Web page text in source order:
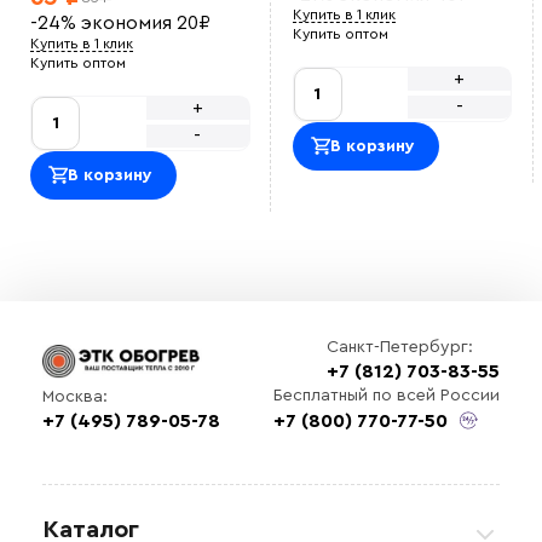
порядке и в срок.
Василий М
ОТличный саморег , покупался на отрез , адекватная
цена.<br> Использовали для обогрева емкости с
водой зимой, на производстве<br>
Оставить отзыв
Выберите
файл
-24% экономия 20₽
Купить в 1 клик
Купить оптом
-
+
В корзину
Купить в 1 клик
Купить оптом
-
+
В корзину
Санкт-Петербург:
+7 (812) 703-83-55
Москва:
+7 (495) 789-05-78
Бесплатный по всей России
+7 (800) 770-77-50
Каталог